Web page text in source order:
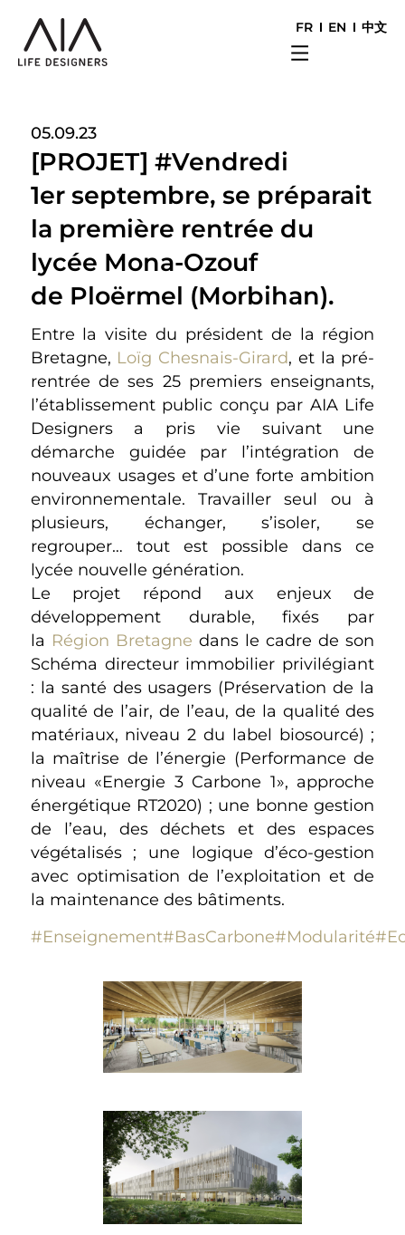
FR EN 中文
05.09.23
[PROJET] #Vendredi
1er septembre, se préparait
la première rentrée du
lycée Mona-Ozouf
de Ploërmel (Morbihan).
Entre la visite du président de la région
Bretagne, Loïg Chesnais-Girard, et la pré-
rentrée de ses 25 premiers enseignants,
l’établissement public conçu par AIA Life
Designers a pris vie suivant une
démarche guidée par l’intégration de
nouveaux usages et d’une forte ambition
environnementale. Travailler seul ou à
plusieurs, échanger, s’isoler, se
regrouper… tout est possible dans ce
lycée nouvelle génération.
Le projet répond aux enjeux de
développement durable, fixés par
la Région Bretagne dans le cadre de son
Schéma directeur immobilier privilégiant
: la santé des usagers (Préservation de la
qualité de l’air, de l’eau, de la qualité des
matériaux, niveau 2 du label biosourcé) ;
la maîtrise de l’énergie (Performance de
niveau «Energie 3 Carbone 1», approche
énergétique RT2020) ; une bonne gestion
de l’eau, des déchets et des espaces
végétalisés ; une logique d’éco-gestion
avec optimisation de l’exploitation et de
la maintenance des bâtiments.
#Enseignement#BasCarbone#Modularité